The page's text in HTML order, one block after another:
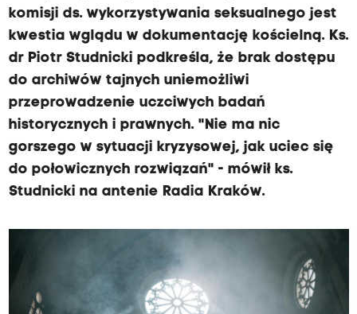
komisji ds. wykorzystywania seksualnego jest
kwestia wglądu w dokumentację kościelną. Ks.
dr Piotr Studnicki podkreśla, że brak dostępu
do archiwów tajnych uniemożliwi
przeprowadzenie uczciwych badań
historycznych i prawnych. "Nie ma nic
gorszego w sytuacji kryzysowej, jak uciec się
do połowicznych rozwiązań" - mówił ks.
Studnicki na antenie Radia Kraków.